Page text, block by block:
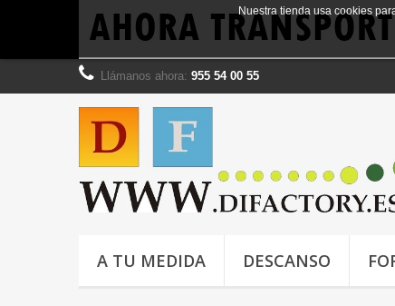
Llámanos ahora: 955 54 00 55
Nuestra tienda usa cookies
A TU MEDIDA DESCANSO